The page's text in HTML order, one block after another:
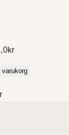
kr
varukorg